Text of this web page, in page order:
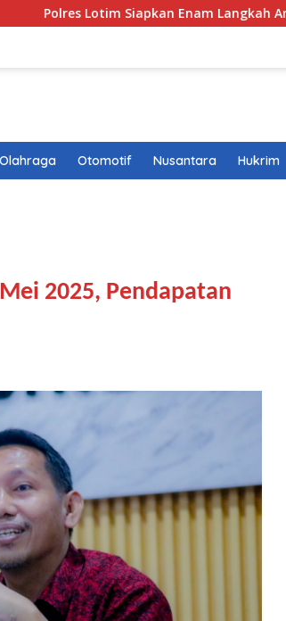
Siapkan Enam Langkah Amankan HUT RI
Olahraga Otomotif Nusantara Hukrim
2025, Pendapatan